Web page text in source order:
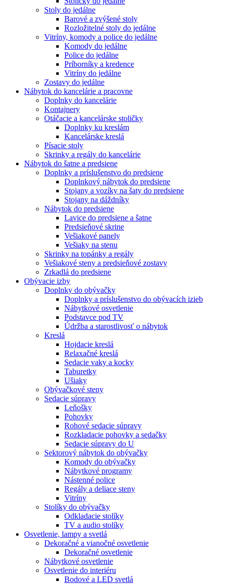
Stoly do jedálne
Barové a zvýšené stoly
Rozložitelné stoly do jedálne
Vitríny, komody a police do jedálne
Komody do jedálne
Police do jedálne
Príborníky a kredence
Vitríny do jedálne
Zostavy do jedálne
Nábytok do kancelárie a pracovne
Doplnky do kancelárie
Kontajnery
Otáčacie a kancelárske stoličky
Doplnky ku kreslám
Kancelárske kreslá
Písacie stoly
Skrinky a regály do kancelárie
Nábytok do šatne a predsiene
Doplnky a príslušenstvo do predsiene
Doplnkový nábytok do predsiene
Stojany a vozíky na šaty do predsiene
Stojany na dáždníky
Nábytok do predsiene
Lavice do predsiene a šatne
Predsieňové skrine
Vešiakové panely
Vešiaky na stenu
Skrinky na topánky a regály
Vešiakové steny a predsieňové zostavy
Zrkadlá do predsiene
Obývacie izby
Doplnky do obývačky
Doplnky a príslušenstvo do obývacích izieb
Nábytkové osvetlenie
Podstavce pod TV
Údržba a starostlivosť o nábytok
Kreslá
Hojdacie kreslá
Relaxačné kreslá
Sedacie vaky a kocky
Taburetky
Ušiaky
Obývačkové steny
Sedacie súpravy
Leňošky
Pohovky
Rohové sedacie súpravy
Rozkladacie pohovky a sedačky
Sedacie súpravy do U
Sektorový nábytok do obývačky
Komody do obývačky
Nábytkové programy
Nástenné police
Regály a deliace steny
Vitríny
Stolíky do obývačky
Odkladacie stolíky
TV a audio stolíky
Osvetlenie, lampy a svetlá
Dekoračné a vianočné osvetlenie
Dekoračné osvetlenie
Nábytkové osvetlenie
Osvetlenie do interiéru
Bodové a LED svetlá